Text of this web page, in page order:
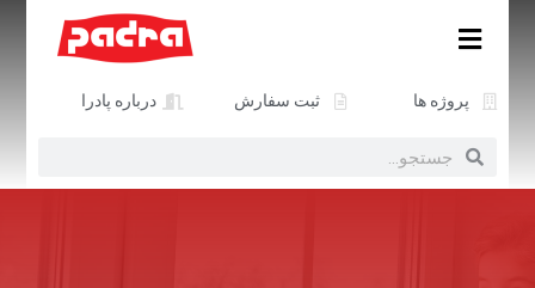
پروژه ها ثبت سفارش درباره پادرا